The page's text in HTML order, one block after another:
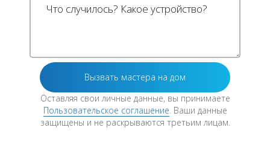
Оставляя свои личные данные, вы принимаете
Пользовательское соглашение. Ваши данные
защищены и не раскрываются третьим лицам.